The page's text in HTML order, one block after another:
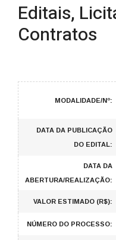
Editais,
Contratos
MODALIDADE/Nº:
DATA DA PUBLICAÇÃO
DO EDITAL:
DATA DA
ABERTURA/REALIZAÇÃO:
VALOR ESTIMADO (R$):
NÚMERO DO PROCESSO: